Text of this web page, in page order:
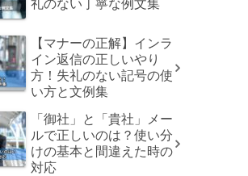
礼のない丁寧な例文集
【マナーの正解】インラ
イン返信の正しいやり
方！失礼のない記号の使
い方と文例集
「御社」と「貴社」メー
ルで正しいのは？使い分
けの基本と間違えた時の
対応